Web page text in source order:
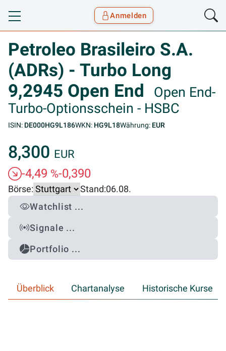
Toggle navigation
Anmelden
Petroleo Brasileiro S.A.
(ADRs) - Turbo Long
9,2945 Open End
Open End-
Turbo-Optionsschein - HSBC
ISIN: DE000HG9L186WKN: HG9L18Währung: EUR
8,300 EUR
-4,49 %-0,390
Börse: Stand:06.08.
Watchlist ...
Signale ...
Portfolio ...
Überblick Chartanalyse Historische Kurse